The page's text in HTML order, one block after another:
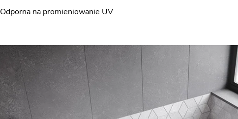
Odporna na promieniowanie UV